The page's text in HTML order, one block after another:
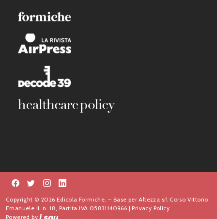
Copyright © 2026 Edicola Formiche. – Base per Altezza srl Corso Vittorio
Emanuele II, n. 18, Partita IVA 05831140966 |Privacy Policy.
Powered by